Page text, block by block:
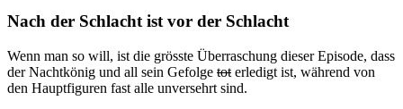
Nach der Schlacht ist vor der Schlacht
Wenn man so will, ist die grösste Überraschung dieser Episode, dass
der Nachtkönig und all sein Gefolge tot erledigt ist, während von
den Hauptfiguren fast alle unversehrt sind.